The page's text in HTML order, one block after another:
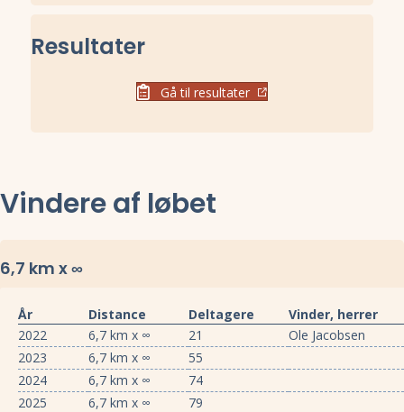
Resultater
Gå til resultater
Vindere af løbet
6,7 km x ∞
År Distance Deltagere
Vinder, herrer
2022
6,7 km x ∞ 21
Ole Jacobsen
2023
6,7 km x ∞
55
2024
6,7 km x ∞
74
2025
6,7 km x ∞ 79